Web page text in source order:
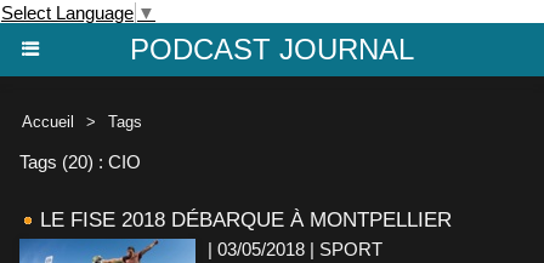
Select Language ▼
PODCAST JOURNAL
Accueil > Tags
Tags (20) : CIO
LE FISE 2018 DÉBARQUE À MONTPELLIER
| 03/05/2018 | SPORT